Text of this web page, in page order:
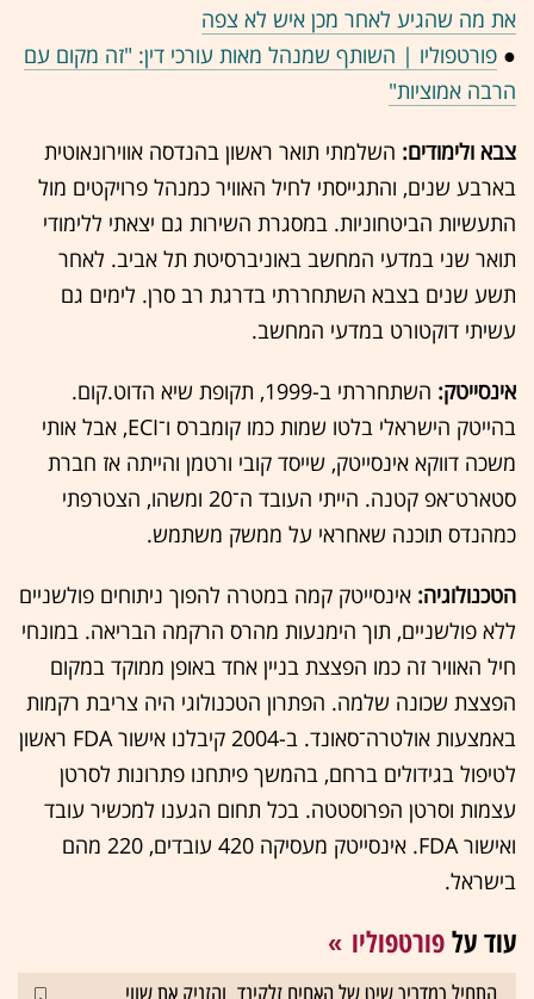
את מה שהגיע לאחר מכן איש לא צפה
● פורטפוליו | השותף שמנהל מאות עורכי דין: "זה מקום עם
הרבה אמוציות"
צבא ולימודים: השלמתי תואר ראשון בהנדסה אווירונאוטית
בארבע שנים, והתגייסתי לחיל האוויר כמנהל פרויקטים מול
התעשיות הביטחוניות. במסגרת השירות גם יצאתי ללימודי
תואר שני במדעי המחשב באוניברסיטת תל אביב. לאחר
תשע שנים בצבא השתחררתי בדרגת רב סרן. לימים גם
עשיתי דוקטורט במדעי המחשב.
אינסייטק:
השתחררתי ב-1999, תקופת שיא הדוט.קום.
בהייטק הישראלי בלטו שמות כמו קומברס ו־ECI, אבל אותי
משכה דווקא אינסייטק, שייסד קובי ורטמן והייתה אז חברת
סטארט־אפ קטנה. הייתי העובד ה־20 ומשהו, הצטרפתי
כמהנדס תוכנה שאחראי על ממשק משתמש.
הטכנולוגיה: אינסייטק קמה במטרה להפוך ניתוחים פולשניים
ללא פולשניים, תוך הימנעות מהרס הרקמה הבריאה. במונחי
חיל האוויר זה כמו הפצצת בניין אחד באופן ממוקד במקום
הפצצת שכונה שלמה. הפתרון הטכנולוגי היה צריבת רקמות
באמצעות אולטרה־סאונד. ב-2004 קיבלנו אישור FDA ראשון
לטיפול בגידולים ברחם, בהמשך פיתחנו פתרונות לסרטן
עצמות וסרטן הפרוסטטה. בכל תחום הגענו למכשיר עובד
ואישור FDA. אינסייטק מעסיקה 420 עובדים, 220 מהם
בישראל.
עוד עלפורטפוליו